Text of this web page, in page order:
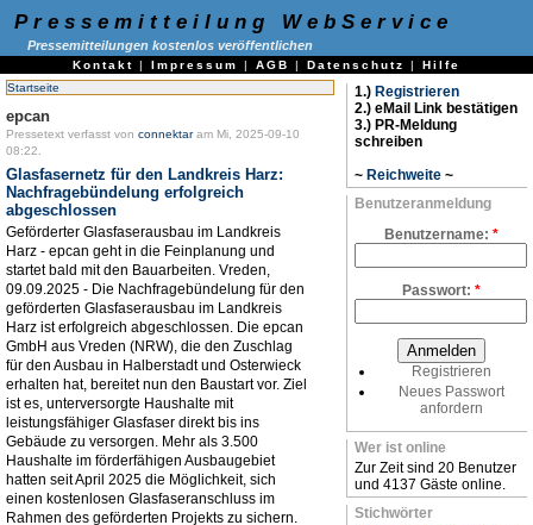
Pressemitteilung WebService
Pressemitteilungen kostenlos veröffentlichen
Kontakt | Impressum | AGB | Datenschutz | Hilfe
Startseite
epcan
Pressetext verfasst von connektaram Mi, 2025-09-10
08:22.
Glasfasernetz für den Landkreis Harz:
Nachfragebündelung erfolgreich
abgeschlossen
Geförderter Glasfaserausbau im Landkreis
Harz - epcan geht in die Feinplanung und
startet bald mit den Bauarbeiten. Vreden,
09.09.2025 - Die Nachfragebündelung für den
geförderten Glasfaserausbau im Landkreis
Harz ist erfolgreich abgeschlossen. Die epcan
GmbH aus Vreden (NRW), die den Zuschlag
für den Ausbau in Halberstadt und Osterwieck
erhalten hat, bereitet nun den Baustart vor. Ziel
ist es, unterversorgte Haushalte mit
leistungsfähiger Glasfaser direkt bis ins
Gebäude zu versorgen. Mehr als 3.500
Haushalte im förderfähigen Ausbaugebiet
hatten seit April 2025 die Möglichkeit, sich
einen kostenlosen Glasfaseranschluss im
Rahmen des geförderten Projekts zu sichern.
1.) Registrieren
2.) eMail Link bestätigen
3.) PR-Meldung
schreiben
~ Reichweite ~
Benutzeranmeldung
Benutzername: *
Passwort: *
Registrieren
Neues Passwort
anfordern
Wer ist online
Zur Zeit sind 20 Benutzer
und 4137 Gäste online.
Stichwörter